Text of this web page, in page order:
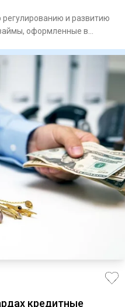
и развитию
оформленные в
кредитные